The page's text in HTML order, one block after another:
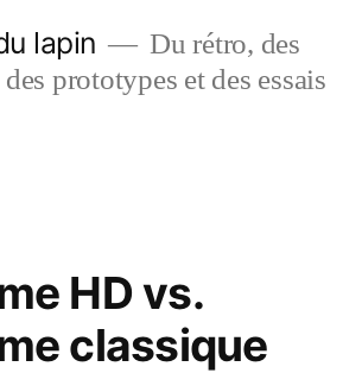
lapin
Du rétro, des
prototypes et des essais
HD vs.
classique